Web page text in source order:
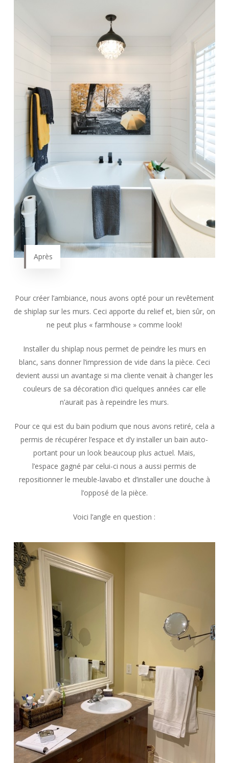
Après
Pour créer l’ambiance, nous avons opté pour un revêtement
de shiplap sur les murs. Ceci apporte du relief et, bien sûr, on
ne peut plus « farmhouse » comme look!
Installer du shiplap nous permet de peindre les murs en
blanc, sans donner l’impression de vide dans la pièce. Ceci
devient aussi un avantage si ma cliente venait à changer les
couleurs de sa décoration d’ici quelques années car elle
n’aurait pas à repeindre les murs.
Pour ce qui est du bain podium que nous avons retiré, cela a
permis de récupérer l’espace et d’y installer un bain auto-
portant pour un look beaucoup plus actuel. Mais,
l’espace gagné par celui-ci nous a aussi permis de
repositionner le meuble-lavabo et d’installer une douche à
l’opposé de la pièce.
Voici l’angle en question :